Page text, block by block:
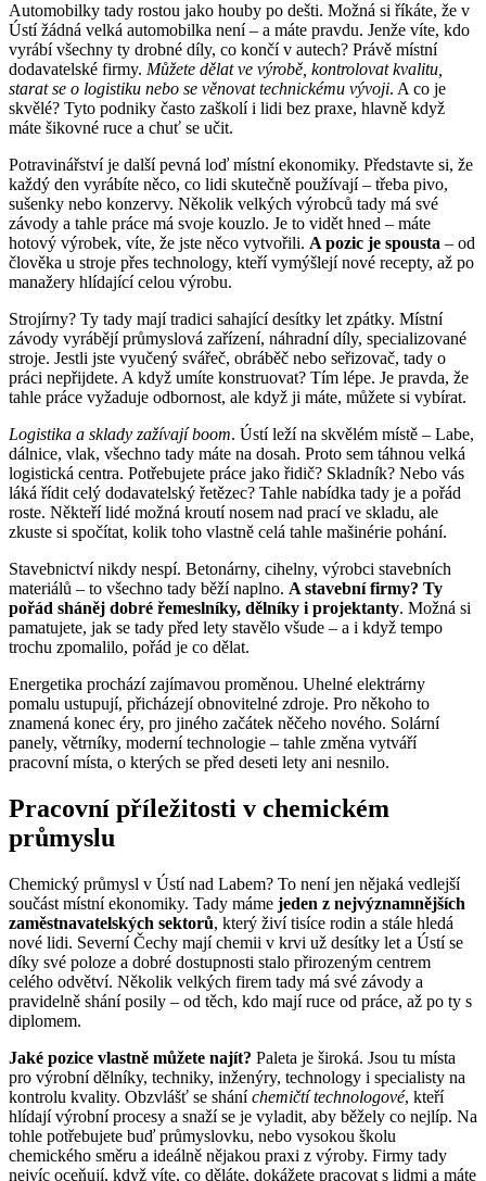
Automobilky tady rostou jako houby po dešti. Možná si říkáte, že v
Ústí žádná velká automobilka není – a máte pravdu. Jenže víte, kdo
vyrábí všechny ty drobné díly, co končí v autech? Právě místní
dodavatelské firmy. Můžete dělat ve výrobě, kontrolovat kvalitu,
starat se o logistiku nebo se věnovat technickému vývoji. A co je
skvělé? Tyto podniky často zaškolí i lidi bez praxe, hlavně když
máte šikovné ruce a chuť se učit.
Potravinářství je další pevná loď místní ekonomiky. Představte si, že
každý den vyrábíte něco, co lidi skutečně používají – třeba pivo,
sušenky nebo konzervy. Několik velkých výrobců tady má své
závody a tahle práce má svoje kouzlo. Je to vidět hned – máte
hotový výrobek, víte, že jste něco vytvořili. A pozic je spousta – od
člověka u stroje přes technology, kteří vymýšlejí nové recepty, až po
manažery hlídající celou výrobu.
Strojírny? Ty tady mají tradici sahající desítky let zpátky. Místní
závody vyrábějí průmyslová zařízení, náhradní díly, specializované
stroje. Jestli jste vyučený svářeč, obráběč nebo seřizovač, tady o
práci nepřijdete. A když umíte konstruovat? Tím lépe. Je pravda, že
tahle práce vyžaduje odbornost, ale když ji máte, můžete si vybírat.
Logistika a sklady zažívají boom. Ústí leží na skvělém místě – Labe,
dálnice, vlak, všechno tady máte na dosah. Proto sem táhnou velká
logistická centra. Potřebujete práce jako řidič? Skladník? Nebo vás
láká řídit celý dodavatelský řetězec? Tahle nabídka tady je a pořád
roste. Někteří lidé možná kroutí nosem nad prací ve skladu, ale
zkuste si spočítat, kolik toho vlastně celá tahle mašinérie pohání.
Stavebnictví nikdy nespí. Betonárny, cihelny, výrobci stavebních
materiálů – to všechno tady běží naplno. A stavební firmy? Ty
pořád sháněj dobré řemeslníky, dělníky i projektanty. Možná si
pamatujete, jak se tady před lety stavělo všude – a i když tempo
trochu zpomalilo, pořád je co dělat.
Energetika prochází zajímavou proměnou. Uhelné elektrárny
pomalu ustupují, přicházejí obnovitelné zdroje. Pro někoho to
znamená konec éry, pro jiného začátek něčeho nového. Solární
panely, větrníky, moderní technologie – tahle změna vytváří
pracovní místa, o kterých se před deseti lety ani nesnilo.
Pracovní příležitosti v chemickém
průmyslu
Chemický průmysl v Ústí nad Labem? To není jen nějaká vedlejší
součást místní ekonomiky. Tady máme jeden z nejvýznamnějších
zaměstnavatelských sektorů, který živí tisíce rodin a stále hledá
nové lidi. Severní Čechy mají chemii v krvi už desítky let a Ústí se
díky své poloze a dobré dostupnosti stalo přirozeným centrem
celého odvětví. Několik velkých firem tady má své závody a
pravidelně shání posily – od těch, kdo mají ruce od práce, až po ty s
diplomem.
Jaké pozice vlastně můžete najít? Paleta je široká. Jsou tu místa
pro výrobní dělníky, techniky, inženýry, technology i specialisty na
kontrolu kvality. Obzvlášť se sháníchemičtí technologové, kteří
hlídají výrobní procesy a snaží se je vyladit, aby běžely co nejlíp. Na
tohle potřebujete buď průmyslovku, nebo vysokou školu
chemického směru a ideálně nějakou praxi z výroby. Firmy tady
nejvíc oceňují, když víte, co děláte, dokážete pracovat s lidmi a máte